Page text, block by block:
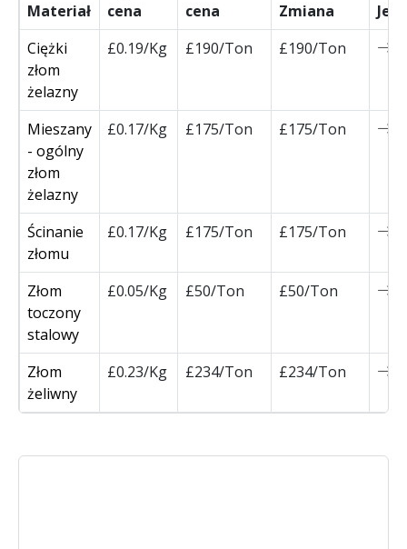
Materiał
cena
cena
Zmiana
Ciężki
złom
żelazny
£0.19/Kg £190/Ton £190/Ton
Mieszany
- ogólny
złom
żelazny
£0.17/Kg £175/Ton £175/Ton
Ścinanie
złomu
£0.17/Kg £175/Ton £175/Ton
Złom
toczony
stalowy
£0.05/Kg £50/Ton £50/Ton
Złom
żeliwny
£0.23/Kg £234/Ton £234/Ton